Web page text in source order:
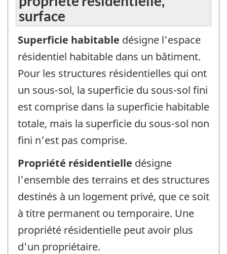
surface
Superficie habitable désigne l'espace
résidentiel habitable dans un bâtiment.
Pour les structures résidentielles qui ont
un sous-sol, la superficie du sous-sol fini
est comprise dans la superficie habitable
totale, mais la superficie du sous-sol non
fini n'est pas comprise.
Propriété résidentielle désigne
l'ensemble des terrains et des structures
destinés à un logement privé, que ce soit
à titre permanent ou temporaire. Une
propriété résidentielle peut avoir plus
d'un propriétaire.